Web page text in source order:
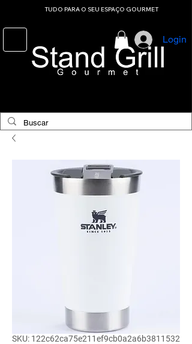
TUDO PARA O SEU ESPAÇO GOURMET
Login
SKU: 122c62ca75e211ef9cb0a2a6b3811532